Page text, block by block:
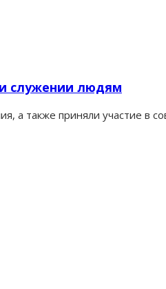
и служении людям
а также приняли участие в